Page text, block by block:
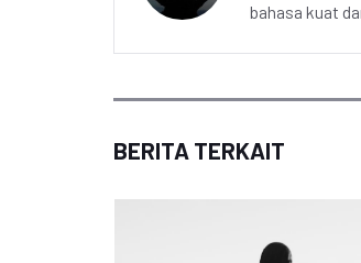
bahasa kuat
BERITA TERKAIT